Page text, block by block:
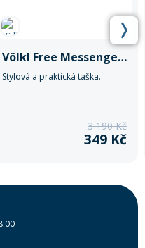
Völkl Free Messenger Bag
Stylová a praktická taška.
3 190 Kč
349 Kč